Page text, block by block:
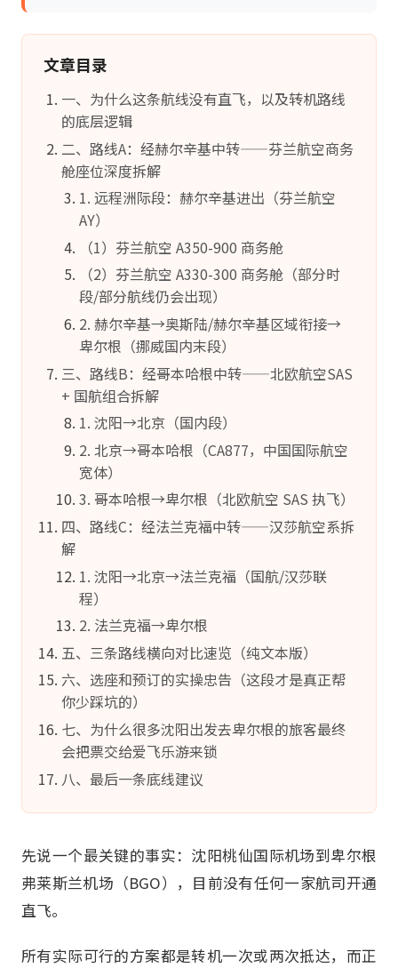
文章目录
一、为什么这条航线没有直飞，以及转机路线
的底层逻辑
二、路线A：经赫尔辛基中转——芬兰航空商务
舱座位深度拆解
1. 远程洲际段：赫尔辛基进出（芬兰航空
AY）
（1）芬兰航空 A350-900 商务舱
（2）芬兰航空 A330-300 商务舱（部分时
段/部分航线仍会出现）
2. 赫尔辛基→奥斯陆/赫尔辛基区域衔接→
卑尔根（挪威国内末段）
三、路线B：经哥本哈根中转——北欧航空SAS
+ 国航组合拆解
1. 沈阳→北京（国内段）
2. 北京→哥本哈根（CA877，中国国际航空
宽体）
3. 哥本哈根→卑尔根（北欧航空 SAS 执飞）
四、路线C：经法兰克福中转——汉莎航空系拆
解
1. 沈阳→北京→法兰克福（国航/汉莎联
程）
2. 法兰克福→卑尔根
五、三条路线横向对比速览（纯文本版）
六、选座和预订的实操忠告（这段才是真正帮
你少踩坑的）
七、为什么很多沈阳出发去卑尔根的旅客最终
会把票交给爱飞乐游来锁
八、最后一条底线建议
先说一个最关键的事实：沈阳桃仙国际机场到卑尔根
弗莱斯兰机场（BGO），目前没有任何一家航司开通
直飞。
所有实际可行的方案都是转机一次或两次抵达，而正